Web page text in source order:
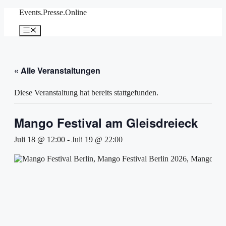
springen
Events.Presse.Online
Menü
« Alle Veranstaltungen
Diese Veranstaltung hat bereits stattgefunden.
Mango Festival am Gleisdreieck
Juli 18 @ 12:00 - Juli 19 @ 22:00